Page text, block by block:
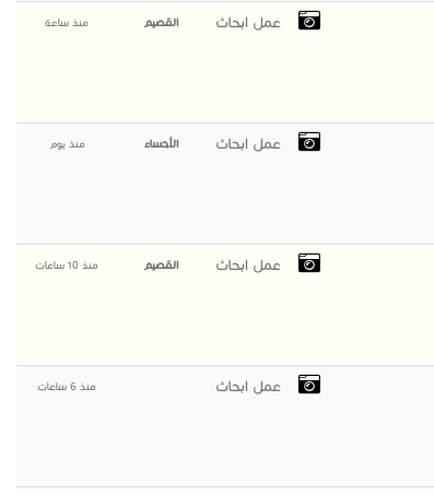
عمل ابحاث القصيم منذ ساعة
عمل ابحاث الأحساء منذ يوم
عمل ابحاث القصيم منذ 10 ساعات
عمل ابحاث منذ 6 ساعات